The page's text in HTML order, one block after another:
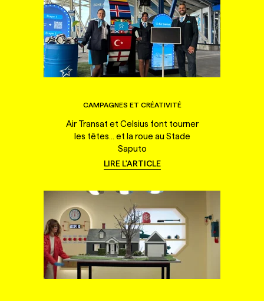
CAMPAGNES ET CRÉATIVITÉ
Air Transat et Celsius font tourner
les têtes... et la roue au Stade
Saputo
LIRE L'ARTICLE